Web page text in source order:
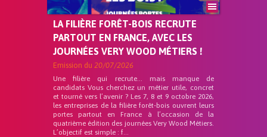
LA FILIÈRE FORÊT-BOIS RECRUTE
PARTOUT EN FRANCE, AVEC LES
JOURNÉES VERY WOOD MÉTIERS !
Emission du 20/07/2026
Une filière qui recrute… mais manque de
candidats Vous cherchez un métier utile, concret
et tourné vers l’avenir ? Les 7, 8 et 9 octobre 2026,
les entreprises de la filière forêt-bois ouvrent leurs
portes partout en France à l’occasion de la
quatrième édition des journées Very Wood Métiers.
L’objectif est simple : f...